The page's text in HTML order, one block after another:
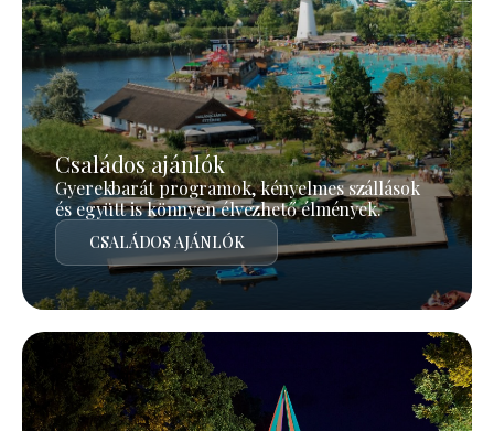
Családos ajánlók
Gyerekbarát programok, kényelmes szállások
és együtt is könnyen élvezhető élmények.
CSALÁDOS AJÁNLÓK